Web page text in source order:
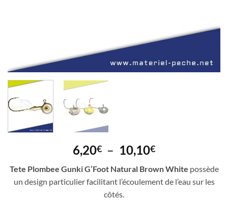
6,20€ – 10,10€Plage
prix :
6,20€
Tete Plombee Gunki G’Foot Natural Brown White possède
un design particulier facilitant l’écoulement de l’eau sur les
côtés.